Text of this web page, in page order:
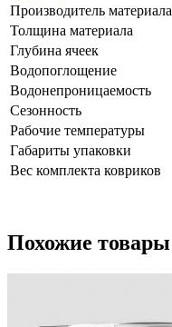
Производитель материала
Толщина материала
Глубина ячеек
Водопоглощение
Водонепроницаемость
Сезонность
Рабочие температуры
Габариты упаковки
Вес комплекта ковриков
Похожие товары